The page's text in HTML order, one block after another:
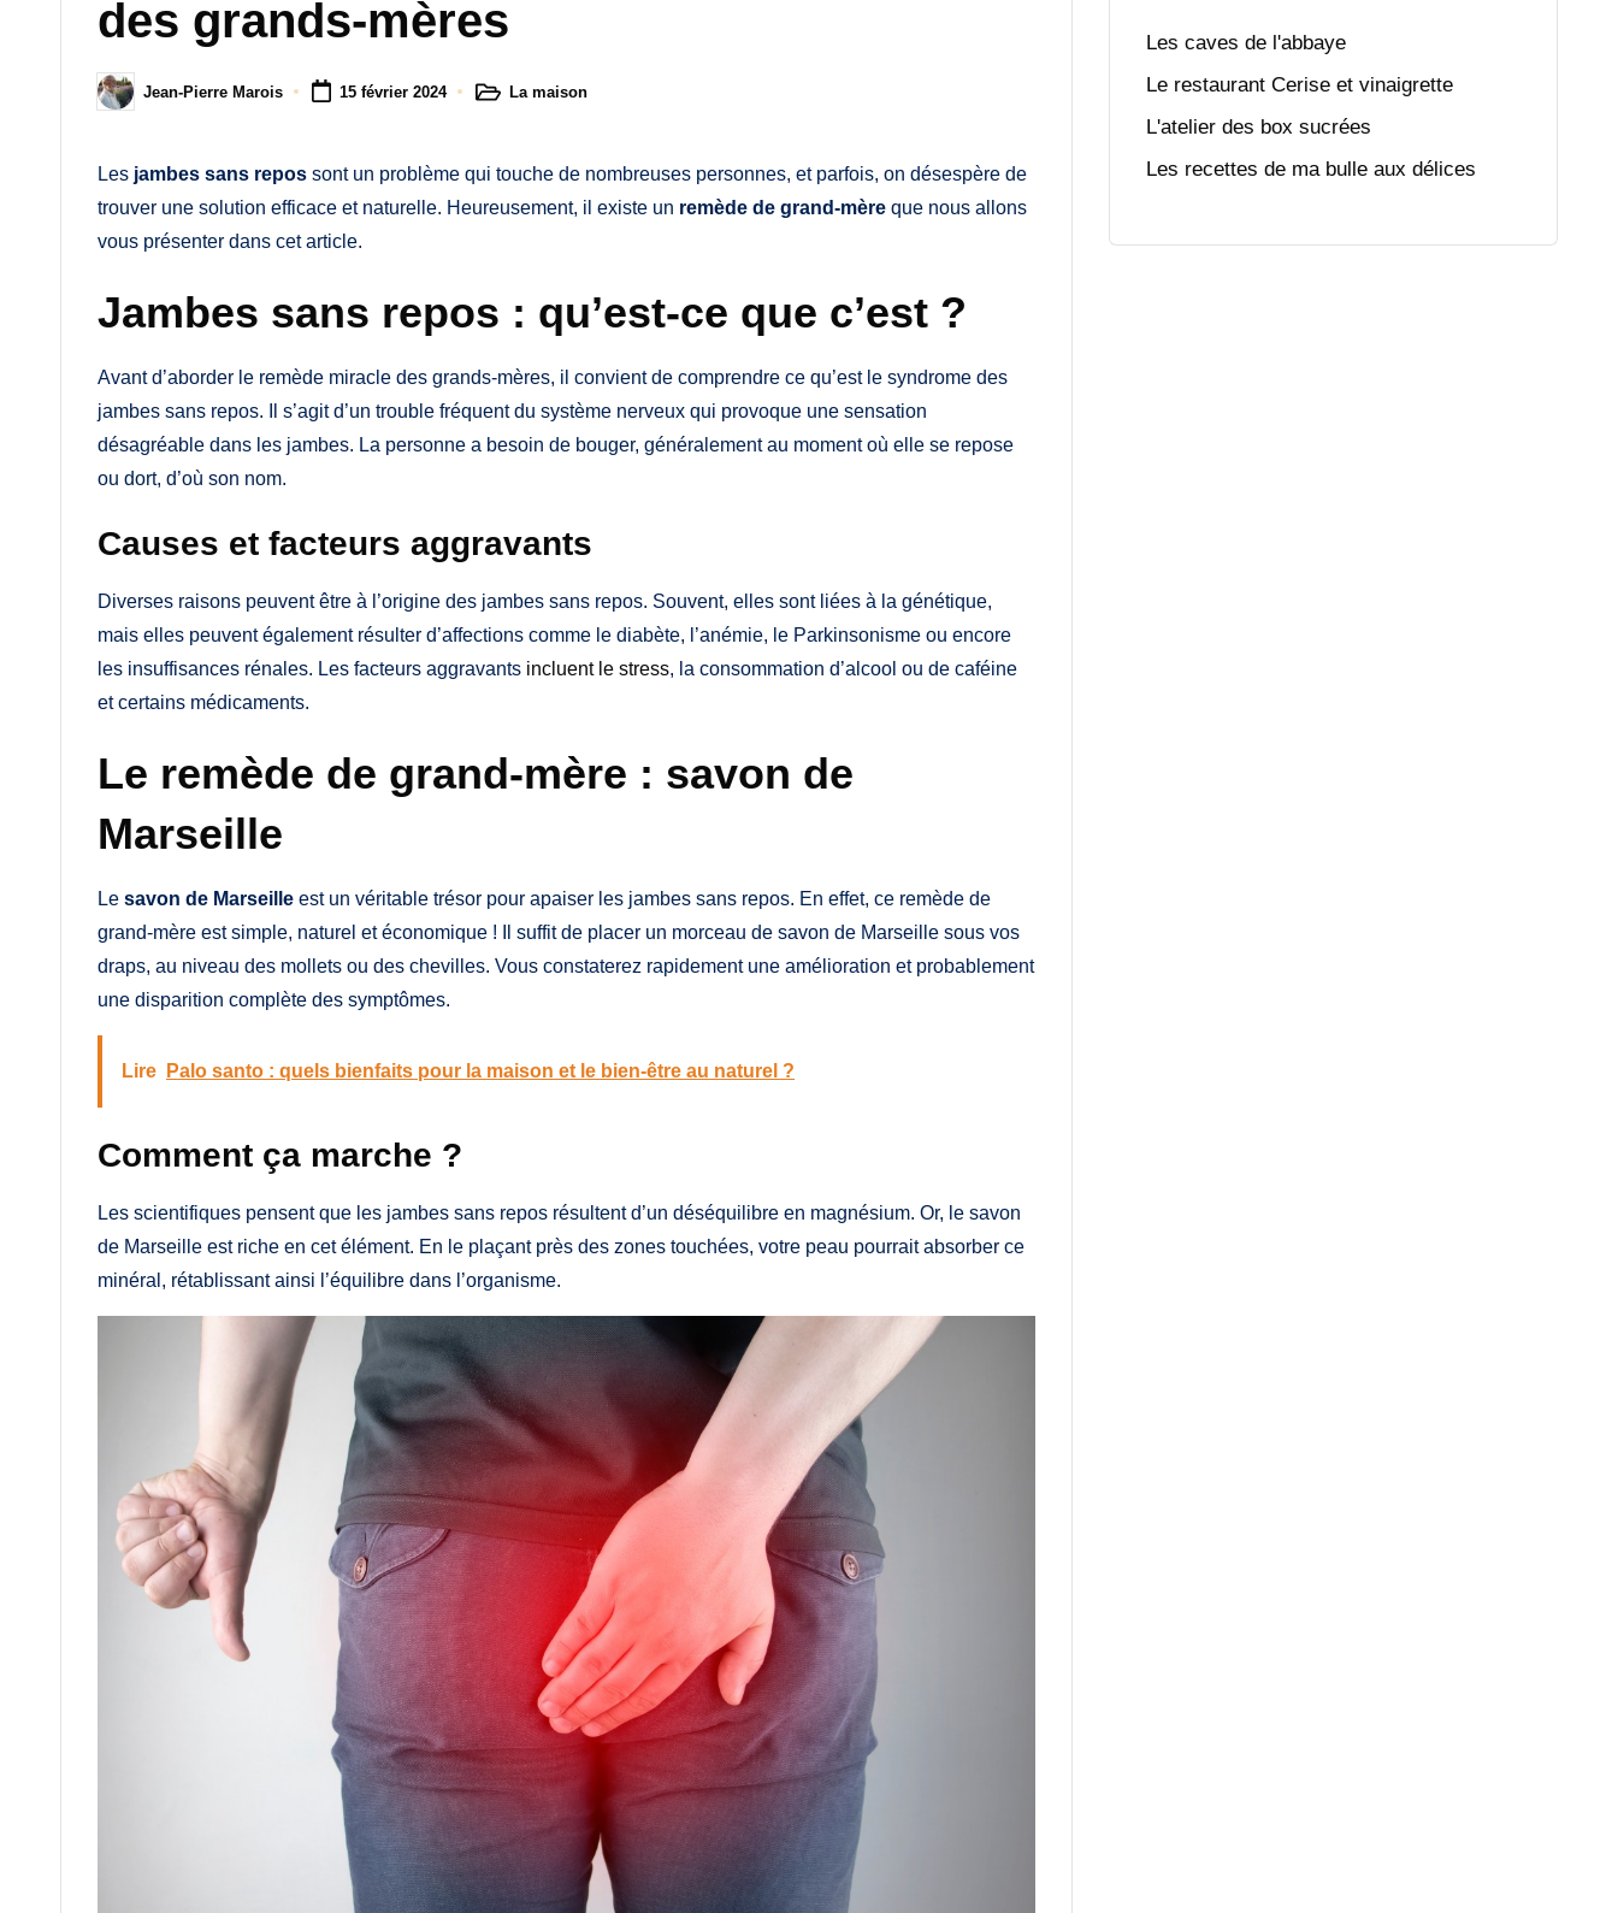
des grands-mères
PostedJean-Pierre Marois 15 février 2024
PostedLa maison
Les jambes sans repos sont un problème qui touche de nombreuses personnes, et parfois, on désespère de
trouver une solution efficace et naturelle. Heureusement, il existe un remède de grand-mère que nous allons
vous présenter dans cet article.
Jambes sans repos : qu’est-ce que c’est ?
Avant d’aborder le remède miracle des grands-mères, il convient de comprendre ce qu’est le syndrome des
jambes sans repos. Il s’agit d’un trouble fréquent du système nerveux qui provoque une sensation
désagréable dans les jambes. La personne a besoin de bouger, généralement au moment où elle se repose
ou dort, d’où son nom.
Causes et facteurs aggravants
Diverses raisons peuvent être à l’origine des jambes sans repos. Souvent, elles sont liées à la génétique,
mais elles peuvent également résulter d’affections comme le diabète, l’anémie, le Parkinsonisme ou encore
les insuffisances rénales. Les facteurs aggravants incluent le stress, la consommation d’alcool ou de caféine
et certains médicaments.
Le remède de grand-mère : savon de
Marseille
Le savon de Marseille est un véritable trésor pour apaiser les jambes sans repos. En effet, ce remède de
grand-mère est simple, naturel et économique ! Il suffit de placer un morceau de savon de Marseille sous vos
draps, au niveau des mollets ou des chevilles. Vous constaterez rapidement une amélioration et probablement
une disparition complète des symptômes.
Lire Palo santo : quels bienfaits pour la maison et le bien-être au naturel ?
Comment ça marche ?
Les scientifiques pensent que les jambes sans repos résultent d’un déséquilibre en magnésium. Or, le savon
de Marseille est riche en cet élément. En le plaçant près des zones touchées, votre peau pourrait absorber ce
minéral, rétablissant ainsi l’équilibre dans l’organisme.
Les caves de l'abbaye
Le restaurant Cerise et vinaigrette
L'atelier des box sucrées
Les recettes de ma bulle aux délices